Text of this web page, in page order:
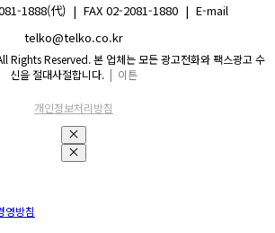
1888(代) | FAX 02-2081-1880 | E-mail
telko@telko.co.kr
Rights Reserved. 본 업체는 모든 광고전화와 팩스광고 수
신을 절대사절합니다. | 이튼
개인정보처리방침
영방침